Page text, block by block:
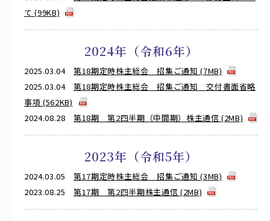
て (99KB)
2024年（令和6年）
2025.03.04第18期定時株主総会 招集ご通知 (7MB)
2025.03.04第18期定時株主総会 招集ご通知 交付書面省略
事項 (562KB)
2024.08.28第18期 第2四半期（中間期）株主通信 (2MB)
2023年（令和5年）
2024.03.05第17期定時株主総会 招集ご通知 (3MB)
2023.08.25第17期 第2四半期株主通信 (2MB)